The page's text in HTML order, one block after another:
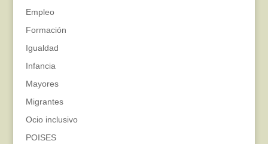
Empleo
Formación
Igualdad
Infancia
Mayores
Migrantes
Ocio inclusivo
POISES